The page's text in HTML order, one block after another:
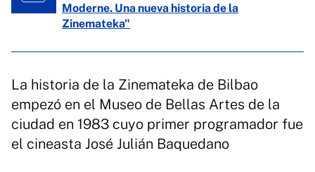
Moderne. Una nueva historia de la
Zinemateka"
La historia de la Zinemateka de Bilbao
empezó en el Museo de Bellas Artes de la
ciudad en 1983 cuyo primer programador fue
el cineasta José Julián Baquedano